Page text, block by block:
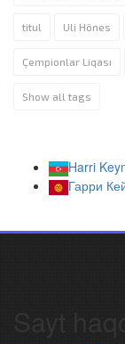
titul Uli Hönes
Çempionlar Liqası
Show all tags
Harri
Гарри
Sayt